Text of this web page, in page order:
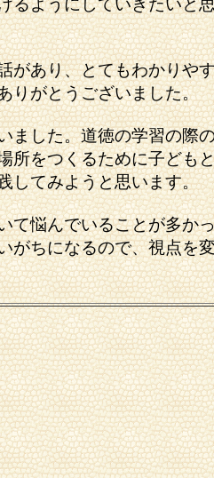
るようにしていきたいと
があり、とてもわかりや
りがとうございました。
ました。道徳の学習の際
所をつくるために子ども
してみようと思います。
て悩んでいることが多か
がちになるので、視点を